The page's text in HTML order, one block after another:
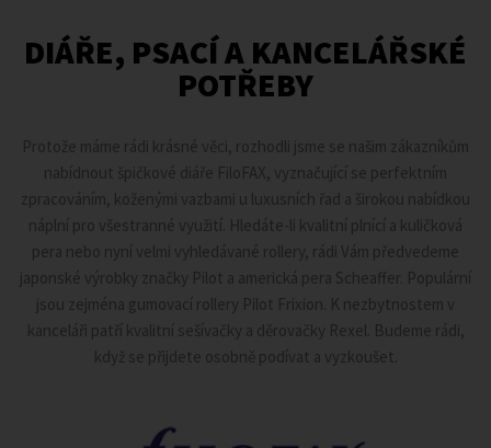
DIÁŘE, PSACÍ A KANCELÁŘSKÉ
POTŘEBY
Protože máme rádi krásné věci, rozhodli jsme se našim zákazníkům
nabídnout špičkové diáře FiloFAX, vyznačující se perfektním
zpracováním, koženými vazbami u luxusních řad a širokou nabídkou
náplní pro všestranné využití. Hledáte-li kvalitní plnící a kuličková
pera nebo nyní velmi vyhledávané rollery, rádi Vám předvedeme
japonské výrobky značky Pilot a americká pera Scheaffer. Populární
jsou zejména gumovací rollery Pilot Frixion. K nezbytnostem v
kanceláři patří kvalitní sešívačky a děrovačky Rexel. Budeme rádi,
když se přijdete osobně podívat a vyzkoušet.